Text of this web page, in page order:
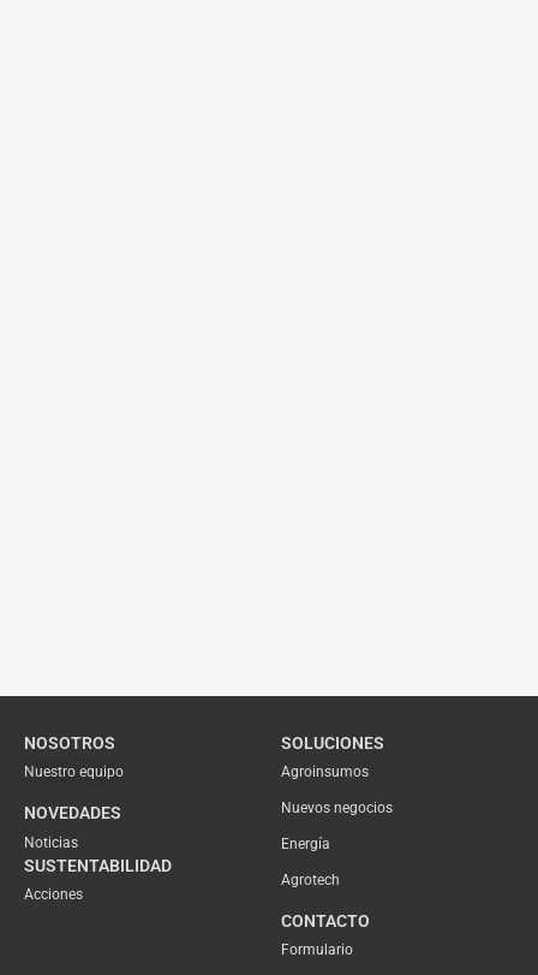
NOSOTROS
Nuestro equipo
NOVEDADES
Noticias
SUSTENTABILIDAD
Acciones
SOLUCIONES
Agroinsumos
Nuevos negocios
Energía
Agrotech
CONTACTO
Formulario